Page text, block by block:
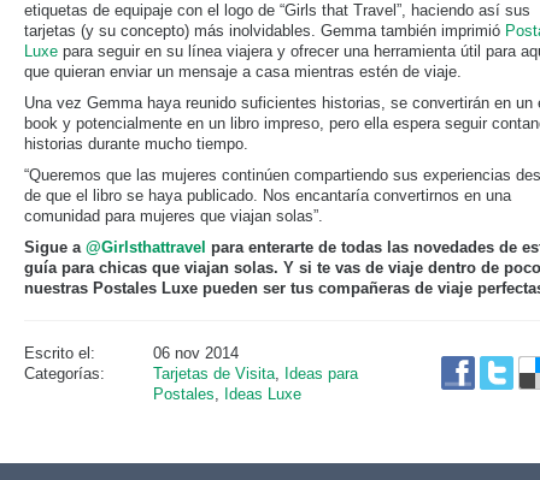
etiquetas de equipaje con el logo de “Girls that Travel”, haciendo así sus
tarjetas (y su concepto) más inolvidables. Gemma también imprimió
Luxe para seguir en su línea viajera y ofrecer una herramienta útil para
que quieran enviar un mensaje a casa mientras estén de viaje.
Una vez Gemma haya reunido suficientes historias, se convertirán en un
book y potencialmente en un libro impreso, pero ella espera seguir
historias durante mucho tiempo.
“Queremos que las mujeres continúen compartiendo sus experiencias
de que el libro se haya publicado. Nos encantaría convertirnos en una
comunidad para mujeres que viajan solas”.
Sigue a @Girlsthattravel para enterarte de todas las novedades de
guía para chicas que viajan solas. Y si te vas de viaje dentro de
nuestras Postales Luxe pueden ser tus compañeras de viaje
Escrito el:
06 nov 2014
Categorías:
Tarjetas de Visita, Ideas para
Postales, Ideas Luxe